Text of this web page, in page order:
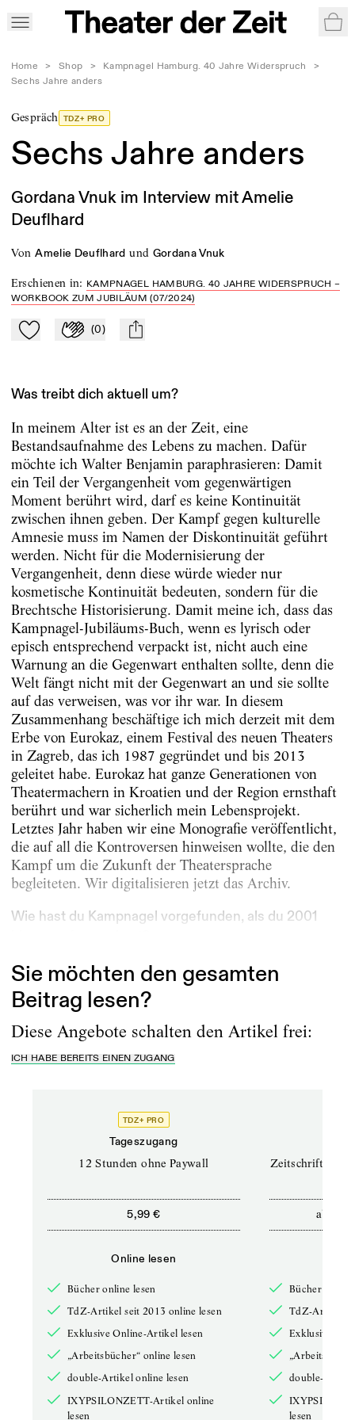
Home > Shop > Kampnagel Hamburg. 40 Jahre Widerspruch
>
Sechs Jahre anders
Gespräch TDZ+ PRO
Sechs Jahre anders
Gordana Vnuk im Interview mit Amelie
Deuflhard
von Amelie Deuflhard und Gordana Vnuk
Erschienen in: KAMPNAGEL HAMBURG. 40 JAHRE WIDERSPRUCH –
WORKBOOK ZUM JUBILÄUM (07/2024)
Zu Mein-TdZ hinzufügen
Applaudieren
(0) mail
Was treibt dich aktuell um?
In meinem Alter ist es an der Zeit, eine
Bestandsaufnahme des Lebens zu machen. Dafür
möchte ich Walter Benjamin paraphrasieren: Damit
ein Teil der Vergangenheit vom gegenwärtigen
Moment berührt wird, darf es keine Kontinuität
zwischen ihnen geben. Der Kampf gegen kulturelle
Amnesie muss im Namen der Diskontinuität geführt
werden. Nicht für die Modernisierung der
Vergangenheit, denn diese würde wieder nur
kosmetische Kontinuität bedeuten, sondern für die
Brechtsche Historisierung. Damit meine ich, dass das
Kampnagel-Jubiläums-Buch, wenn es lyrisch oder
episch entsprechend verpackt ist, nicht auch eine
Warnung an die Gegenwart enthalten sollte, denn die
Welt fängt nicht mit der Gegenwart an und sie sollte
auf das verweisen, was vor ihr war. In diesem
Zusammenhang beschäftige ich mich derzeit mit dem
Erbe von Eurokaz, einem Festival des neuen Theaters
in Zagreb, das ich 1987 gegründet und bis 2013
geleitet habe. Eurokaz hat ganze Generationen von
Theatermachern in Kroatien und der Region ernsthaft
berührt und war sicherlich mein Lebensprojekt.
Letztes Jahr haben wir eine Monografie veröffentlicht,
die auf all die Kontroversen hinweisen wollte, die den
Kampf um die Zukunft der Theatersprache
begleiteten. Wir digitalisieren jetzt das Archiv.
Wie hast du Kampnagel vorgefunden, als du 2001
Sie möchten den gesamten
Beitrag lesen?
Diese Angebote schalten den Artikel frei:
ICH HABE BEREITS EINEN ZUGANG
TDZ+ PRO
Tageszugang
12 Stunden ohne Paywall
5,99 €
Online lesen
Bücher online lesen
TdZ-Artikel seit 2013 online lesen
Exklusive Online-Artikel lesen
„Arbeitsbücher“ online lesen
double-Artikel online lesen
IXYPSILONZETT-Artikel online
lesen
Zeitschriften
ab
Bücher online
TdZ-Artikel
Exklusive
double-
lesen